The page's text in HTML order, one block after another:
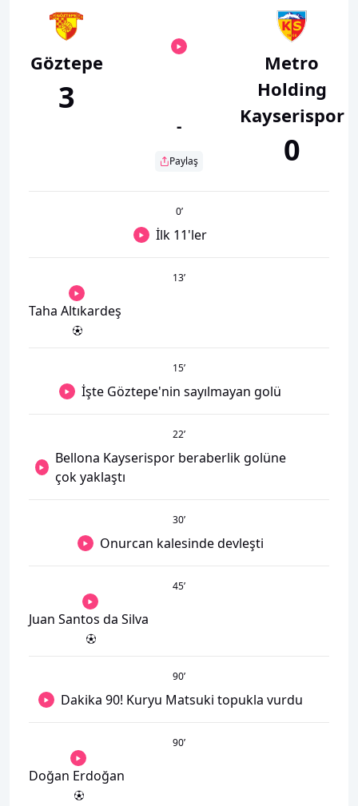
Göztepe
3
-
Paylaş
Metro
Holding
Kayserispor
0
0’
İlk 11'ler
13’
Taha Altıkardeş
15’
İşte Göztepe'nin sayılmayan golü
22’
Bellona Kayserispor beraberlik golüne
çok yaklaştı
30’
Onurcan kalesinde devleşti
45’
Juan Santos da Silva
90’
Dakika 90! Kuryu Matsuki topukla vurdu
90’
Doğan Erdoğan